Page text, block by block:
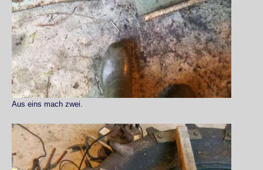
Aus eins mach zwei.